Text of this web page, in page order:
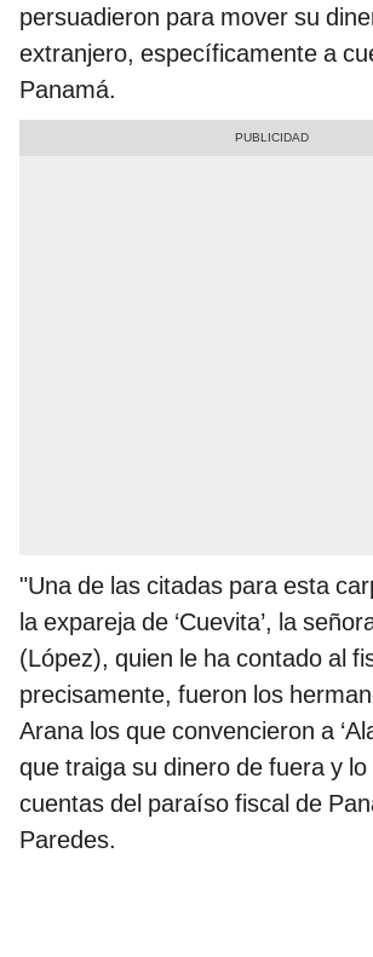
persuadieron para mover su
extranjero, específicamente a
Panamá.
"Una de las citadas para esta
la expareja de ‘Cuevita’, la
(López), quien le ha contado al
precisamente, fueron los
Arana los que convencieron a
que traiga su dinero de fuera y lo
cuentas del paraíso fiscal de
Paredes.